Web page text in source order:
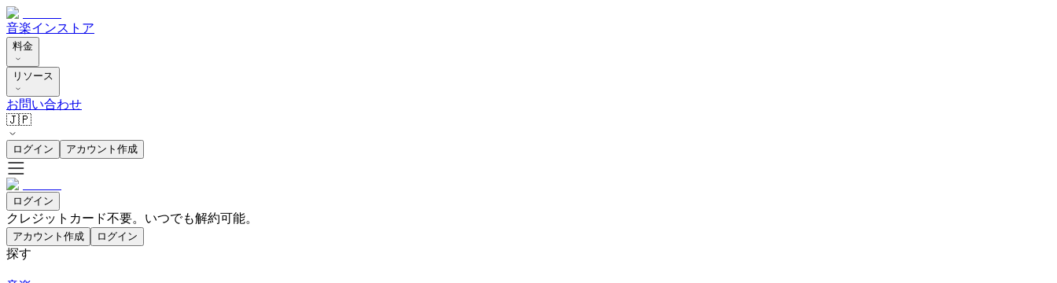
音楽インストア
料金
リソース
お問い合わせ
🇯🇵
ログイン アカウント作成
ログイン
クレジットカード不要。いつでも解約可能。
アカウント作成 ログイン
探す